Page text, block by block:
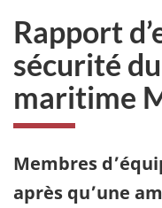
Rapport
sécurité
maritime
Membres
après qu’une